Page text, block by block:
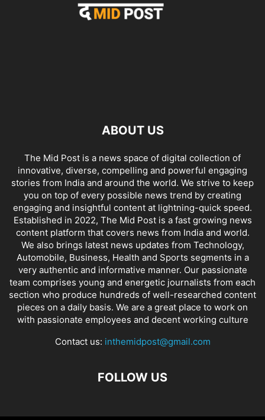
ABOUT US
The Mid Post is a news space of digital collection of
innovative, diverse, compelling and powerful engaging
stories from India and around the world. We strive to keep
you on top of every possible news trend by creating
engaging and insightful content at lightning-quick speed.
Established in 2022, The Mid Post is a fast growing news
content platform that covers news from India and world.
We also brings latest news updates from Technology,
Automobile, Business, Health and Sports segments in a
very authentic and informative manner. Our passionate
team comprises young and energetic journalists from each
section who produce hundreds of well-researched content
pieces on a daily basis. We are a great place to work on
with passionate employees and decent working culture
Contact us: inthemidpost@gmail.com
FOLLOW US